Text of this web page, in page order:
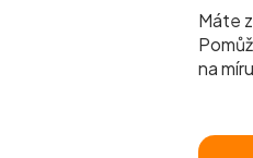
Máte
na